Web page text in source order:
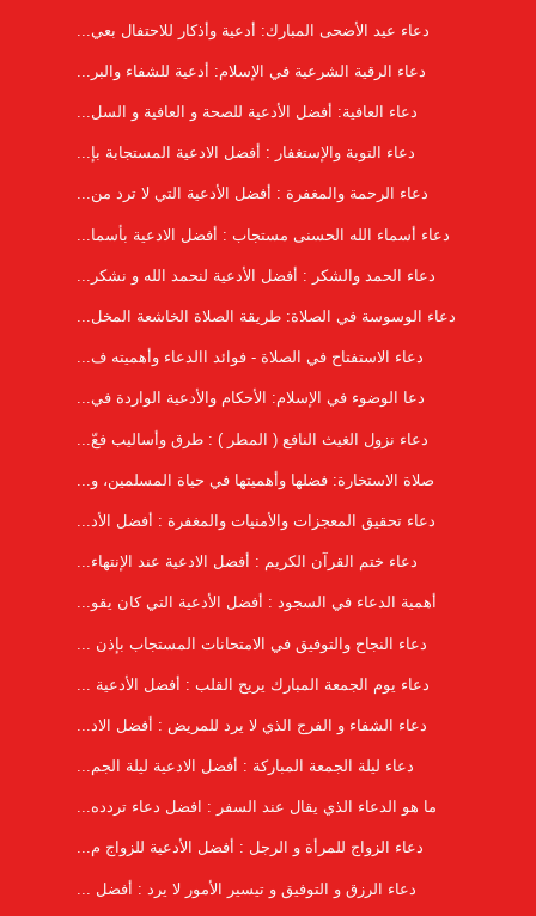
دعاء عيد الأضحى المبارك: أدعية وأذكار للاحتفال بعي...
دعاء الرقية الشرعية في الإسلام: أدعية للشفاء والبر...
دعاء العافية: أفضل الأدعية للصحة و العافية و السل...
دعاء التوبة والإستغفار : أفضل الادعية المستجابة بإ...
دعاء الرحمة والمغفرة : أفضل الأدعية التي لا ترد من...
دعاء أسماء الله الحسنى مستجاب : أفضل الادعية بأسما...
دعاء الحمد والشكر : أفضل الأدعية لنحمد الله و نشكر...
دعاء الوسوسة في الصلاة: طريقة الصلاة الخاشعة المخل...
دعاء الاستفتاح في الصلاة - فوائد االدعاء وأهميته ف...
دعا الوضوء في الإسلام: الأحكام والأدعية الواردة في...
دعاء نزول الغيث النافع ( المطر ) : طرق وأساليب فعّ...
صلاة الاستخارة: فضلها وأهميتها في حياة المسلمين، و...
دعاء تحقيق المعجزات والأمنيات والمغفرة : أفضل الأد...
دعاء ختم القرآن الكريم : أفضل الادعية عند الإنتهاء...
أهمية الدعاء في السجود : أفضل الأدعية التي كان يقو...
دعاء النجاح والتوفيق في الامتحانات المستجاب بإذن ...
دعاء يوم الجمعة المبارك يريح القلب : أفضل الأدعية ...
دعاء الشفاء و الفرج الذي لا يرد للمريض : أفضل الاد...
دعاء ليلة الجمعة المباركة : أفضل الادعية ليلة الجم...
ما هو الدعاء الذي يقال عند السفر : افضل دعاء تردده...
دعاء الزواج للمرأة و الرجل : أفضل الأدعية للزواج م...
دعاء الرزق و التوفيق و تيسير الأمور لا يرد : أفضل ...